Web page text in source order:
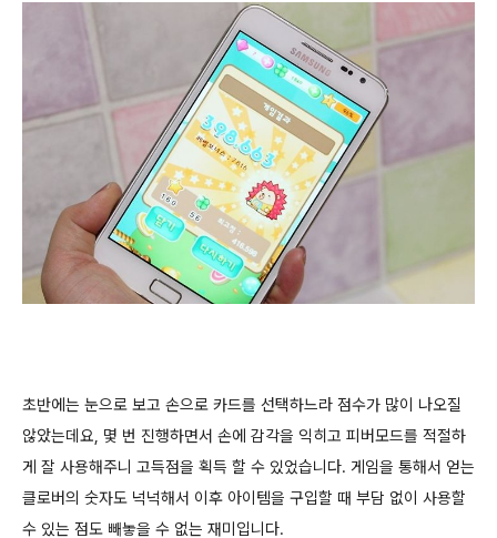
초반에는 눈으로 보고 손으로 카드를 선택하느라 점수가 많이 나오질
않았는데요, 몇 번 진행하면서 손에 감각을 익히고 피버모드를 적절하
게 잘 사용해주니 고득점을 획득 할 수 있었습니다. 게임을 통해서 얻는
클로버의 숫자도 넉넉해서 이후 아이템을 구입할 때 부담 없이 사용할
수 있는 점도 빼놓을 수 없는 재미입니다.